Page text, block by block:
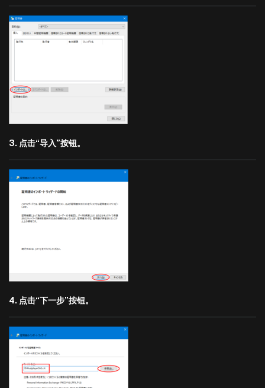
3. 点击“导入”按钮。
4. 点击“下一步”按钮。